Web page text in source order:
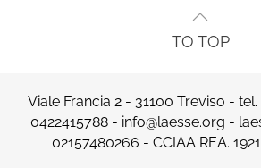
TO TOP
Viale Francia 2 - 31100 Treviso - tel.
0422415788 - info@laesse.org -
02157480266 - CCIAA REA.